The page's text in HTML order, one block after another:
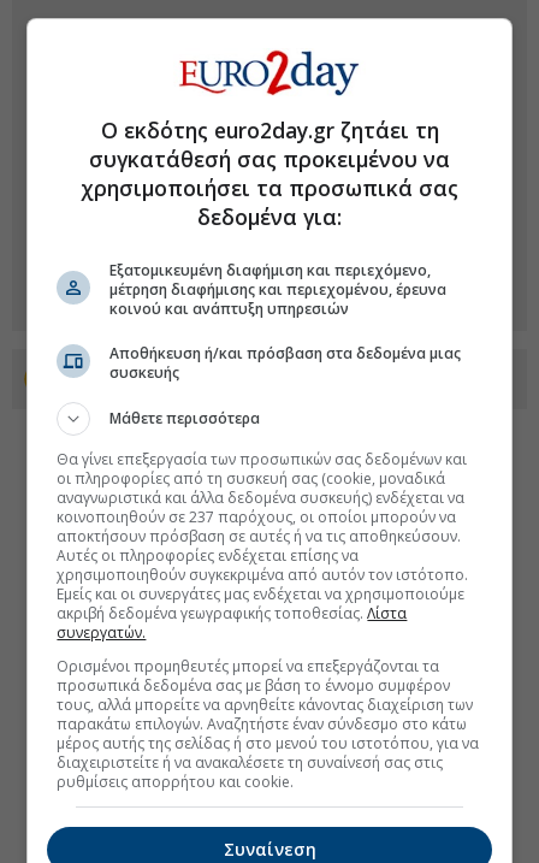
Προσθέστε το euro2day.gr στο Discover
Ο εκδότης euro2day.gr ζητάει τη
συγκατάθεσή σας προκειμένου να
χρησιμοποιήσει τα προσωπικά σας
δεδομένα για:
Εξατομικευμένη διαφήμιση και περιεχόμενο,
μέτρηση διαφήμισης και περιεχομένου, έρευνα
κοινού και ανάπτυξη υπηρεσιών
Αποθήκευση ή/και πρόσβαση στα δεδομένα μιας
συσκευής
Μάθετε περισσότερα
Θα γίνει επεξεργασία των προσωπικών σας δεδομένων και
οι πληροφορίες από τη συσκευή σας (cookie, μοναδικά
αναγνωριστικά και άλλα δεδομένα συσκευής) ενδέχεται να
κοινοποιηθούν σε 237 παρόχους, οι οποίοι μπορούν να
αποκτήσουν πρόσβαση σε αυτές ή να τις αποθηκεύσουν.
Αυτές οι πληροφορίες ενδέχεται επίσης να
χρησιμοποιηθούν συγκεκριμένα από αυτόν τον ιστότοπο.
Εμείς και οι συνεργάτες μας ενδέχεται να χρησιμοποιούμε
ακριβή δεδομένα γεωγραφικής τοποθεσίας.Λίστα
συνεργατών.
Ορισμένοι προμηθευτές μπορεί να επεξεργάζονται τα
προσωπικά δεδομένα σας με βάση το έννομο συμφέρον
τους, αλλά μπορείτε να αρνηθείτε κάνοντας διαχείριση των
παρακάτω επιλογών. Αναζητήστε έναν σύνδεσμο στο κάτω
μέρος αυτής της σελίδας ή στο μενού του ιστοτόπου, για να
διαχειριστείτε ή να ανακαλέσετε τη συναίνεσή σας στις
ρυθμίσεις απορρήτου και cookie.
Συναίνεση